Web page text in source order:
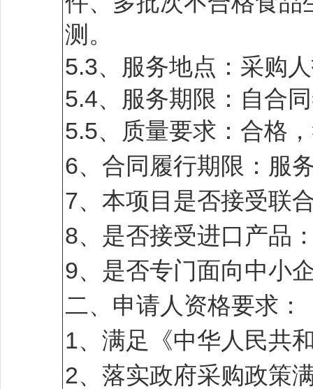
测。
5.3、服务地点：采购
5.4、服务期限：自合
5.5、质量要求：合格
6、合同履行期限：服
7、本项目是否接受联
8、是否接受进口产品
9、是否专门面向中小
二、申请人资格要求：
1、满足《中华人民共
2、落实政府采购政策